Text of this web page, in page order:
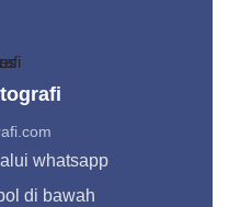
whatsapp
di bawah